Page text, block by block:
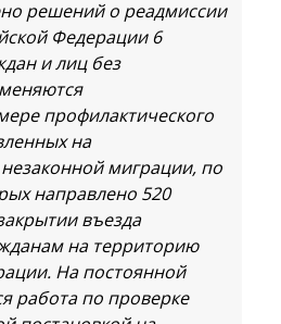
решений о реадмиссии
Федерации 6
и лиц без
профилактического
на
миграции, по
направлено 520
въезда
на территорию
На постоянной
работа по проверке